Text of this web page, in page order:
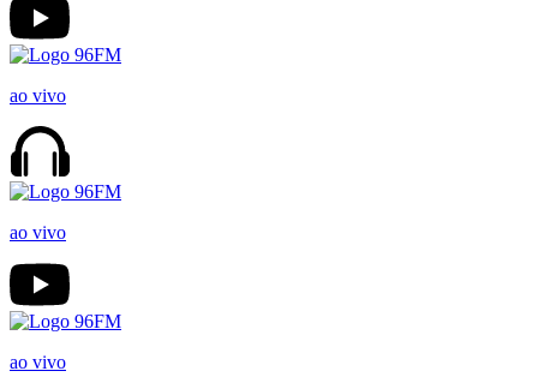
ao vivo
ao vivo
ao vivo